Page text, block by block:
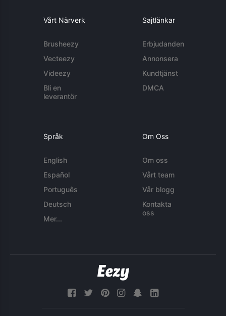
Vårt Närverk
Brusheezy
Vecteezy
Videezy
Bli en
leverantör
Sajtlänkar
Erbjudanden
Annonsera
Kundtjänst
DMCA
Språk
English
Español
Português
Deutsch
Mer...
Om Oss
Om oss
Vårt team
Vår blogg
Kontakta
oss